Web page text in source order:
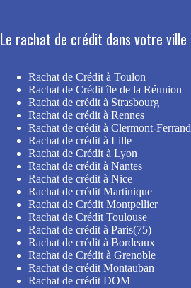
Le rachat de crédit dans votre ville
Rachat de Crédit à Toulon
Rachat de Crédit île de la Réunion
Rachat de crédit à Strasbourg
Rachat de crédit à Rennes
Rachat de crédit à Clermont-Ferrand
Rachat de crédit à Lille
Rachat de Crédit à Lyon
Rachat de crédit à Nantes
Rachat de crédit à Nice
Rachat de crédit Martinique
Rachat de Crédit Montpellier
Rachat de Crédit Toulouse
Rachat de crédit à Paris(75)
Rachat de crédit à Bordeaux
Rachat de Crédit à Grenoble
Rachat de crédit Montauban
Rachat de crédit DOM